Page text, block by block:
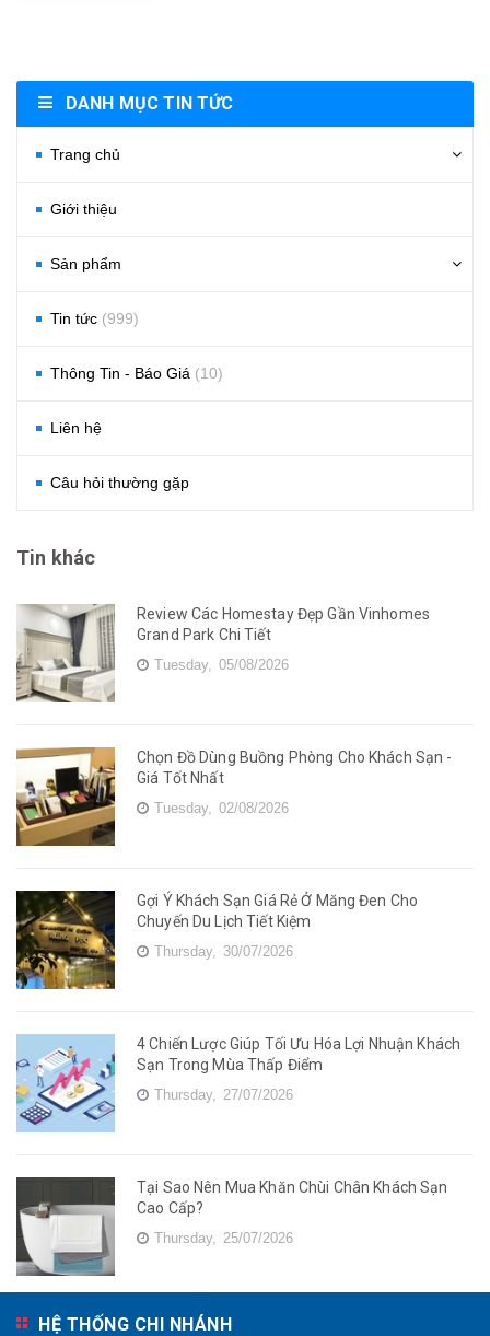
DANH MỤC TIN TỨC
Trang chủ
Giới thiệu
Sản phẩm
Tin tức (999)
Thông Tin - Báo Giá (10)
Liên hệ
Câu hỏi thường gặp
Tin khác
Review Các Homestay Đẹp Gần Vinhomes
Grand Park Chi Tiết
Tuesday, 05/08/2026
Chọn Đồ Dùng Buồng Phòng Cho Khách Sạn -
Giá Tốt Nhất
Tuesday, 02/08/2026
Gợi Ý Khách Sạn Giá Rẻ Ở Măng Đen Cho
Chuyến Du Lịch Tiết Kiệm
Thursday, 30/07/2026
4 Chiến Lược Giúp Tối Ưu Hóa Lợi Nhuận Khách
Sạn Trong Mùa Thấp Điểm
Thursday, 27/07/2026
Tại Sao Nên Mua Khăn Chùi Chân Khách Sạn
Cao Cấp?
Thursday, 25/07/2026
HỆ THỐNG CHI NHÁNH